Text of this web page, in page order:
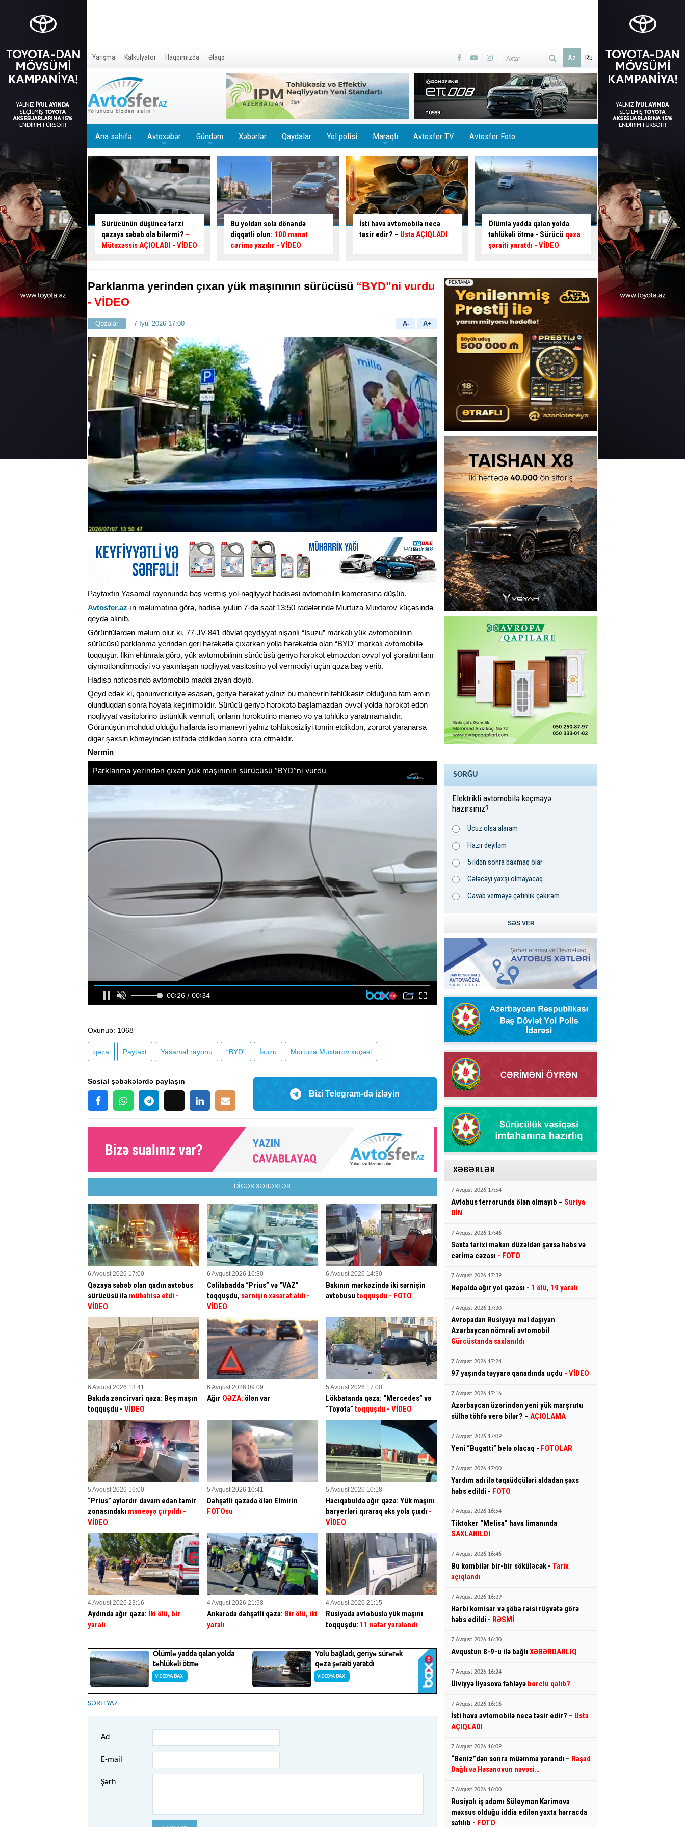
Yarışma Kalkulyator Haqqımızda Əlaqə Az Ru
Ana səhifə Avtoxəbər Gündəm Xəbərlər Qaydalar Yol polisi Maraqlı Avtosfer TV Avtosfer Foto
düşüncə tərzi
ola bilərmi?
AÇIQLADI - VİDEO
Bu yoldan sola dönəndə
diqqətli olun: 100 manat
cərimə yazılır- VİDEO
İsti hava avtomobilə necə
təsir edir? –Usta AÇIQLADI
Ölümlə yadda qalan yolda
təhlükəli ötmə - Sürücüqəza
Yolu bağladı, geriyə sürərək
qəza şəraiti yaratdı –99-GG-
189- VİDEO
Piyada keçidini zəbt
əngəlli şəxsi yola
məcbur qoydu -
Parklanma yerindən çıxan yük maşınının sürücüsü “BYD”ni vurdu
- VİDEO
Qəzalar 7 İyul 2026 17:00 A- A+
Paytaxtın Yasamal rayonunda baş vermiş yol-nəqliyyat hadisəsi avtomobilin kamerasına düşüb.
Avtosfer.az-ın məlumatına görə, hadisə iyulun 7-də saat 13:50 radələrində Murtuza Muxtarov küçəsində
qeydə alınıb.
Görüntülərdən məlum olur ki, 77-JV-841 dövlət qeydiyyat nişanlı “Isuzu” markalı yük avtomobilinin
sürücüsü parklanma yerindən geri hərəkətlə çıxarkən yolla hərəkətdə olan “BYD” markalı avtomobillə
toqquşur. İlkin ehtimala görə, yük avtomobilinin sürücüsü geriyə hərəkət etməzdən əvvəl yol şəraitini tam
qiymətləndirmədiyi və yaxınlaşan nəqliyyat vasitəsinə yol vermədiyi üçün qəza baş verib.
Hadisə nəticəsində avtomobilə maddi ziyan dəyib.
Qeyd edək ki, qanunvericiliyə əsasən, geriyə hərəkət yalnız bu manevrin təhlükəsiz olduğuna tam əmin
olunduqdan sonra həyata keçirilməlidir. Sürücü geriyə hərəkətə başlamazdan əvvəl yolda hərəkət edən
nəqliyyat vasitələrinə üstünlük verməli, onların hərəkətinə maneə və ya təhlükə yaratmamalıdır.
Görünüşün məhdud olduğu hallarda isə manevri yalnız təhlükəsizliyi təmin etdikdən, zərurət yaranarsa
digər şəxsin köməyindən istifadə etdikdən sonra icra etməlidir.
Nərmin
Oxunub: 1068
qəza Paytaxt Yasamal rayonu “BYD” İsuzu Murtuza Muxtarov küçəsi
Sosial şəbəkələrdə paylaşın
Bizi Telegram-da izləyin
DİGƏR XƏBƏRLƏR
6 Avqust 2026 17:00
Qəzaya səbəb olan qadın avtobus
sürücüsü ilə mübahisə etdi -
VİDEO
6 Avqust 2026 16:30
Cəlilabadda “Prius” və “VAZ”
toqquşdu, sərnişin xəsarət aldı -
VİDEO
6 Avqust 2026 14:30
Bakının mərkəzində iki sərnişin
avtobusutoqquşdu - FOTO
6 Avqust 2026 13:41
Bakıda zəncirvari qəza: Beş maşın
toqquşdu - VİDEO
6 Avqust 2026 09:09
Ağır QƏZA: ölən var
5 Avqust 2026 17:00
Lökbatanda qəza: “Mercedes” və
“Toyota”toqquşdu - VİDEO
5 Avqust 2026 16:00
“Prius” aylardır davam edən təmir
zonasındakı maneəyə çırpıldı -
VİDEO
5 Avqust 2026 10:41
Dəhşətli qəzada ölən Elmirin
FOTOsu
5 Avqust 2026 10:18
Hacıqabulda ağır qəza: Yük maşını
baryerləri qıraraq əks yola çıxdı -
VİDEO
4 Avqust 2026 23:16
Aydında ağır qəza: İki ölü, bir
yaralı
4 Avqust 2026 21:58
Ankarada dəhşətli qəza: Bir ölü, iki
yaralı
4 Avqust 2026 21:15
Rusiyada avtobusla yük maşını
toqquşdu: 11 nəfər yaralandı
ŞƏRH YAZ
Ad
E-mail
Şərh
SORĞU
Elektrikli avtomobilə keçməyə
hazırsınız?
Ucuz olsa alaram
Hazır deyiləm
5 ildən sonra baxmaq olar
Gələcəyi yaxşı olmayacaq
Cavab verməyə çətinlik çəkirəm
XƏBƏRLƏR
7 Avqust 2026 17:54
Avtobus terrorunda ölən olmayıb – Suriya
DİN
7 Avqust 2026 17:46
Saxta tarixi məkan düzəldən şəxsə həbs və
cərimə cəzası - FOTO
7 Avqust 2026 17:39
Nepalda ağır yol qəzası - 1 ölü, 19 yaralı
7 Avqust 2026 17:30
Avropadan Rusiyaya mal daşıyan
Azərbaycan nömrəli avtomobil
Gürcüstanda saxlanıldı
7 Avqust 2026 17:24
97 yaşında təyyarə qanadında uçdu - VİDEO
7 Avqust 2026 17:16
Azərbaycan üzərindən yeni yük marşrutu
sülhə töhfə verə bilər? – AÇIQLAMA
7 Avqust 2026 17:09
Yeni “Bugatti” belə olacaq - FOTOLAR
7 Avqust 2026 17:00
Yardım adı ilə təqaüdçüləri aldadan şəxs
həbs edildi - FOTO
7 Avqust 2026 16:54
Tiktoker "Melisa" hava limanında
SAXLANILDI
7 Avqust 2026 16:46
Bu kombilər bir-bir söküləcək - Tarix
açıqlandı
7 Avqust 2026 16:39
Hərbi komisar və şöbə rəisi rüşvətə görə
həbs edildi - RƏSMİ
7 Avqust 2026 16:30
Avqustun 8-9-u ilə bağlı XƏBƏRDARLIQ
7 Avqust 2026 16:24
Ülviyyə İlyasova fəhləyə borclu qalıb?
7 Avqust 2026 16:16
İsti hava avtomobilə necə təsir edir? – Usta
AÇIQLADI
7 Avqust 2026 16:09
“Beniz”dən sonra müəmma yarandı – Rəşad
Dağlı və Həsənovun nəvəsi…
7 Avqust 2026 16:00
Rusiyalı iş adamı Süleyman Kərimova
məxsus olduğu iddia edilən yaxta hərracda
satılıb - FOTO